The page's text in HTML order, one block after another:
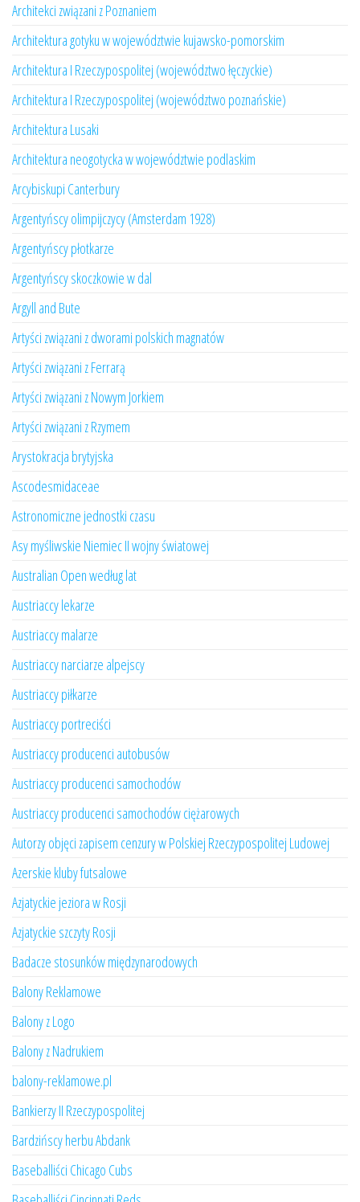
Architekci związani z Poznaniem
Architektura gotyku w województwie kujawsko-pomorskim
Architektura I Rzeczypospolitej (województwo łęczyckie)
Architektura I Rzeczypospolitej (województwo poznańskie)
Architektura Lusaki
Architektura neogotycka w województwie podlaskim
Arcybiskupi Canterbury
Argentyńscy olimpijczycy (Amsterdam 1928)
Argentyńscy płotkarze
Argentyńscy skoczkowie w dal
Argyll and Bute
Artyści związani z dworami polskich magnatów
Artyści związani z Ferrarą
Artyści związani z Nowym Jorkiem
Artyści związani z Rzymem
Arystokracja brytyjska
Ascodesmidaceae
Astronomiczne jednostki czasu
Asy myśliwskie Niemiec II wojny światowej
Australian Open według lat
Austriaccy lekarze
Austriaccy malarze
Austriaccy narciarze alpejscy
Austriaccy piłkarze
Austriaccy portreciści
Austriaccy producenci autobusów
Austriaccy producenci samochodów
Austriaccy producenci samochodów ciężarowych
Autorzy objęci zapisem cenzury w Polskiej Rzeczypospolitej Ludowej
Azerskie kluby futsalowe
Azjatyckie jeziora w Rosji
Azjatyckie szczyty Rosji
Badacze stosunków międzynarodowych
Balony Reklamowe
Balony z Logo
Balony z Nadrukiem
balony-reklamowe.pl
Bankierzy II Rzeczypospolitej
Bardzińscy herbu Abdank
Baseballiści Chicago Cubs